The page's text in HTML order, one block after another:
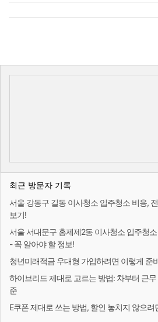
최근 방문자 기록
서울 강동구 길동 이사청소 입주청소 비용,
보기!
서울 서대문구 홍제제2동 이사청소 입주청
- 꼭 알아야 할 정보!
청년미래적금 우대형 가입하려면 이렇게 준
하이브리드 제대로 고르는 방법: 차부터 근
준
E쿠폰 제대로 쓰는 방법, 할인 놓치지 않으려